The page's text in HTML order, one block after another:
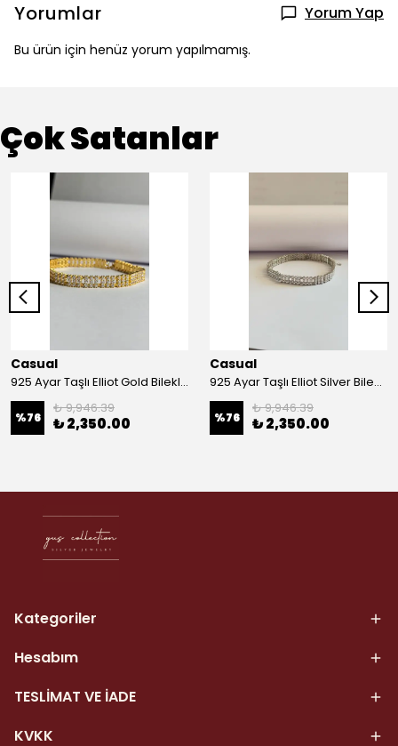
Yorumlar Yorum Yap
Bu ürün için henüz yorum yapılmamış.
Çok Satanlar
Casual
925 Ayar Taşlı Elliot Gold Bileklik
%76
₺ 9,946.39
₺ 2,350.00
Casual
925 Ayar Taşlı Elliot Silver Bileklik
%76
₺ 9,946.39
₺ 2,350.00
Kategoriler
Hesabım
TESLİMAT VE İADE
KVKK